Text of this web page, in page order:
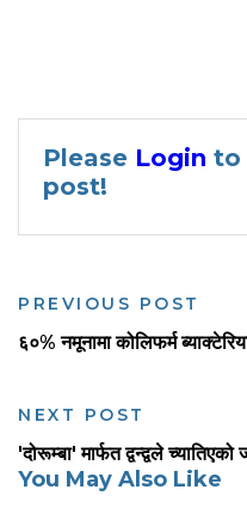
Please Login to
post!
PREVIOUS POST
६०% नमूनामा कोलिफर्म
NEXT POST
'दोरूम्बा' मार्फत द्वन्द्वले
You May Also Like